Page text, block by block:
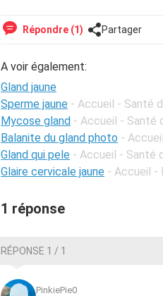
Répondre (1) Partager
A voir également:
Gland jaune
Sperme jaune - Accueil - Santé
Mycose gland - Accueil - Santé
Balanite du gland photo -
Gland qui pele - Accueil - Santé
Glaire cervicale jaune - Accueil -
1 réponse
RÉPONSE 1 / 1
PinkiePie0